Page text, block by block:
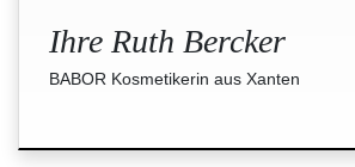
Ihre Ruth Bercker
BABOR Kosmetikerin aus Xanten